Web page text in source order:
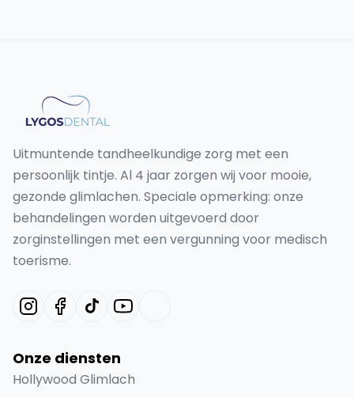
Uitmuntende tandheelkundige zorg met een
persoonlijk tintje. Al 4 jaar zorgen wij voor mooie,
gezonde glimlachen. Speciale opmerking: onze
behandelingen worden uitgevoerd door
zorginstellingen met een vergunning voor medisch
toerisme.
Onze diensten
Hollywood Glimlach